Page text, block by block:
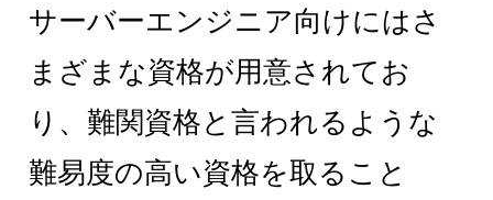
サーバーエンジニア向けにはさ
まざまな資格が用意されてお
り、難関資格と言われるような
難易度の高い資格を取ること